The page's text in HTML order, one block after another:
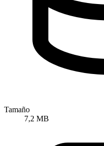
Tamaño
7,2 MB